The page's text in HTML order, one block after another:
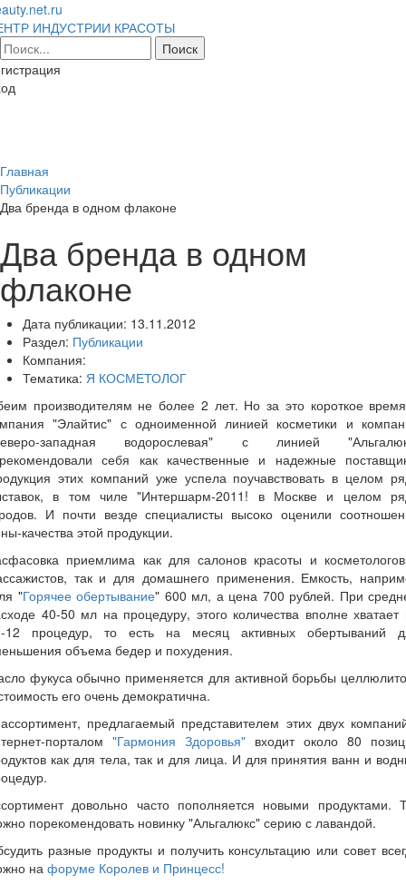
ИНДУСТРИИ КРАСОТЫ
Главная
Публикации
Два бренда в одном флаконе
Два бренда в одном
флаконе
Дата публикации: 13.11.2012
Раздел: Публикации
Компания:
Тематика: Я КОСМЕТОЛОГ
производителям не более 2 лет. Но за это короткое
"Элайтис" с одноименной линией косметики и
западная водорослевая" с линией
себя как качественные и надежные
этих компаний уже успела поучавствовать в целом
в том чиле "Интершарм-2011! в Москве и целом
И почти везде специалисты высоко оценили
качества этой продукции.
приемлима как для салонов красоты и
так и для домашнего применения. Емкость,
"Горячее обертывание" 600 мл, а цена 700 рублей. При
40-50 мл на процедуру, этого количества вполне хватает
12 процедур, то есть на месяц активных обертываний
объема бедер и похудения.
фукуса обычно применяется для активной борьбы
его очень демократична.
предлагаемый представителем этих двух
порталом "Гармония Здоровья" входит около 80
как для тела, так и для лица. И для принятия ванн и
довольно часто пополняется новыми продуктами.
порекомендовать новинку "Альгалюкс" серию с лавандой.
разные продукты и получить консультацию или совет
на форуме Королев и Принцесс!